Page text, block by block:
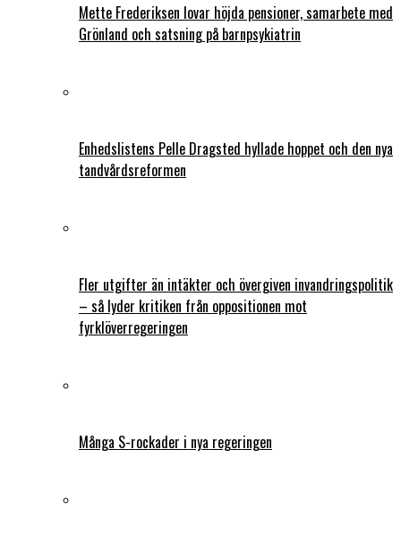
Mette Frederiksen lovar höjda pensioner, samarbete med
Grönland och satsning på barnpsykiatrin
Enhedslistens Pelle Dragsted hyllade hoppet och den nya
tandvårdsreformen
Fler utgifter än intäkter och övergiven invandringspolitik
– så lyder kritiken från oppositionen mot
fyrklöverregeringen
Många S-rockader i nya regeringen